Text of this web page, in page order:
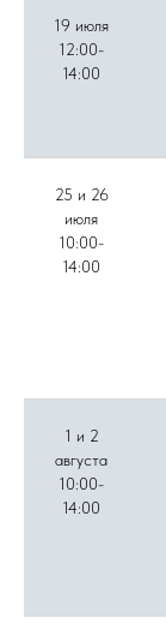
19 июля
12:00-
14:00
25 и 26
июля
10:00-
14:00
1 и 2
августа
10:00-
14:00